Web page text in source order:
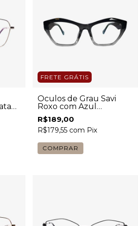
FRETE GRÁTIS
Óculos de Grau Savi
Roxo com Azul
Feminino
R$189,00
R$179,55 com Pix